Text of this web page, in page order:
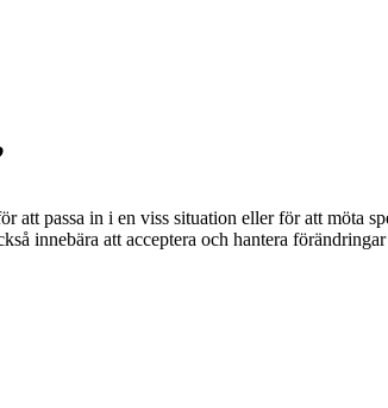
att passa in i en viss situation eller för att
innebära att acceptera och hantera